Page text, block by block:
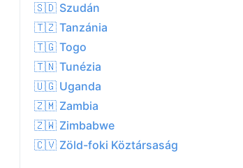
Waning Gibbous
🇸🇩 Szudán
🇹🇿 Tanzánia
🇹🇬 Togo
🇹🇳 Tunézia
🇺🇬 Uganda
🇿🇲 Zambia
🇿🇼 Zimbabwe
🇨🇻 Zöld-foki Köztársaság